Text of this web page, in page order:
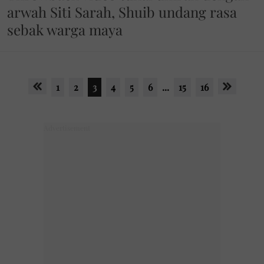
arwah Siti Sarah, Shuib undang rasa
sebak warga maya
1 2 3 4 5 6 ... 15 16